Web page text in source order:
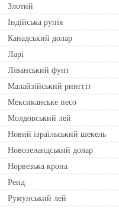
Злотий
Індійська рупія
Канадський долар
Ларi
Ліванський фунт
Малайзійський ринггіт
Мексиканське песо
Молдовський лей
Новий ізраїльський шекель
Новозеландський долар
Норвезька крона
Ренд
Румунський лей